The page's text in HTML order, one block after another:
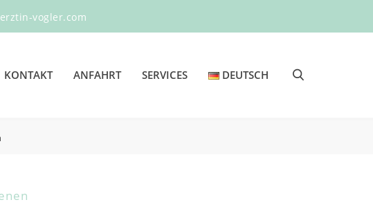
vogler.com
KONTAKT ANFAHRT SERVICES DEUTSCH